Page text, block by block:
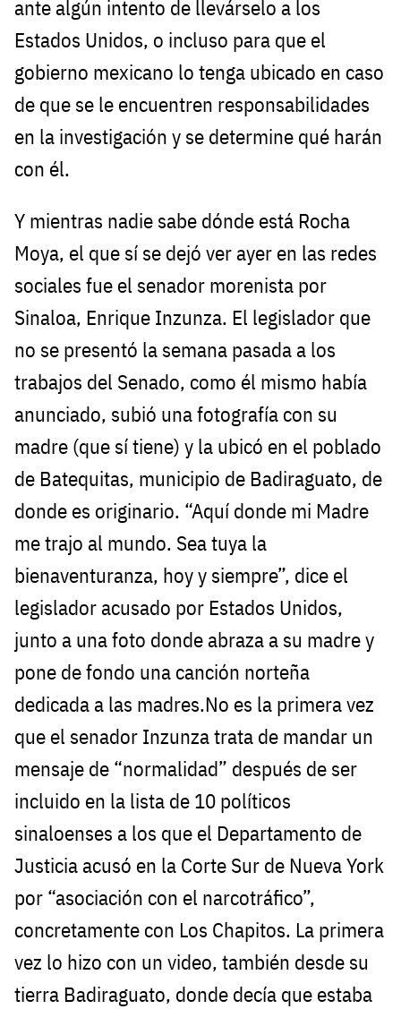
ante algún intento de llevárselo a los
Estados Unidos, o incluso para que el
gobierno mexicano lo tenga ubicado en caso
de que se le encuentren responsabilidades
en la investigación y se determine qué harán
con él.
Y mientras nadie sabe dónde está Rocha
Moya, el que sí se dejó ver ayer en las redes
sociales fue el senador morenista por
Sinaloa, Enrique Inzunza. El legislador que
no se presentó la semana pasada a los
trabajos del Senado, como él mismo había
anunciado, subió una fotografía con su
madre (que sí tiene) y la ubicó en el poblado
de Batequitas, municipio de Badiraguato, de
donde es originario. “Aquí donde mi Madre
me trajo al mundo. Sea tuya la
bienaventuranza, hoy y siempre”, dice el
legislador acusado por Estados Unidos,
junto a una foto donde abraza a su madre y
pone de fondo una canción norteña
dedicada a las madres.No es la primera vez
que el senador Inzunza trata de mandar un
mensaje de “normalidad” después de ser
incluido en la lista de 10 políticos
sinaloenses a los que el Departamento de
Justicia acusó en la Corte Sur de Nueva York
por “asociación con el narcotráfico”,
concretamente con Los Chapitos. La primera
vez lo hizo con un video, también desde su
tierra Badiraguato, donde decía que estaba